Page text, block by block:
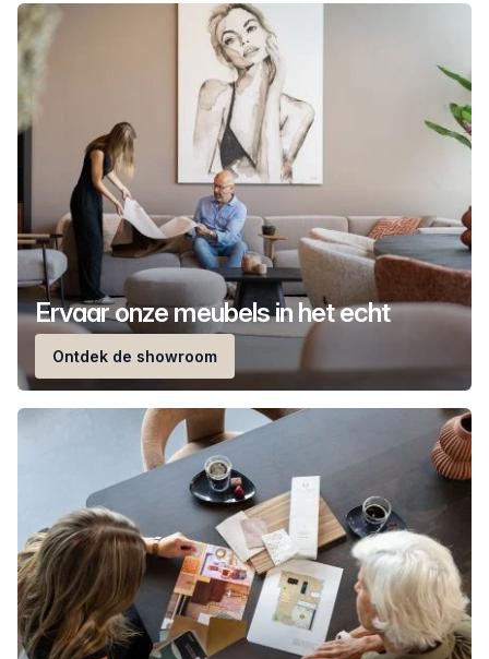
Ervaar onze meubels in het echt
Ontdek de showroom